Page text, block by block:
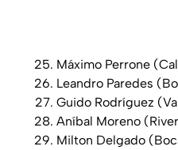
Máximo Perrone
Leandro Paredes
Guido Rodríguez
Aníbal Moreno
Milton Delgado